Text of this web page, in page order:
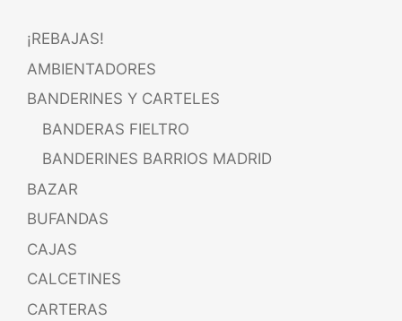
¡REBAJAS!
AMBIENTADORES
BANDERINES Y CARTELES
BANDERAS FIELTRO
BANDERINES BARRIOS MADRID
BAZAR
BUFANDAS
CAJAS
CALCETINES
CARTERAS